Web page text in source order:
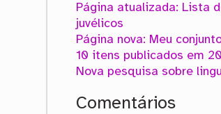
Página atualizada: Lista
juvélicos
Página nova: Meu
10 itens publicados em
Nova pesquisa sobre
Comentários